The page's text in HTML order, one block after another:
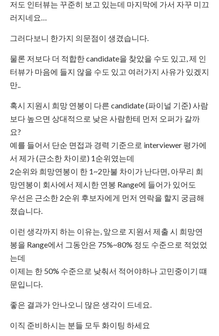
저도 인터뷰는 꾸준히 보고 있는데 마지막에 가서 자꾸 미끄
러지네요…
그러다보니 한가지 의문점이 생겼습니다.
물론 저보다 더 적합한 candidate을 찾았을 수도 있고, 제 인
터뷰가 마음에 들지 않을 수도 있고 여러가지 사유가 있겠지
만..
혹시 지원시 희망 연봉이 다른 candidate (파이널 기준) 사람
보다 높으면 상대적으로 낮은 사람한테 먼저 오퍼가 갈까
요?
예를 들어서 단순 면접과 경력 기준으로 interviewer 평가에
서 제가 (근소한 차이로) 1순위였는데
2순위와 희망연봉이 한 1~2만불 차이가 난다면, 아무리 희
망연봉이 회사에서 제시한 연봉 Range에 들어가 있어도
우선은 근소한 2순위 후보자에게 먼저 연락을 할지 궁금해
졌습니다.
이런 생각까지 하는 이유는, 앞으로 지원서 제출 시 희망연
봉을 Range에서 그동안은 75%~80% 정도 수준으로 적었었
는데
이제는 한 50% 수준으로 낮춰서 적어야하나 고민중이기 떄
문입니다.
좋은 결과가 안나오니 많은 생각이 드네요.
이직 준비하시는 분들 모두 화이팅 하세요